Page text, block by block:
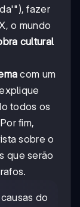
fazer
o mundo
cultural
com um
todos os
fim,
sobre o
que serão
do